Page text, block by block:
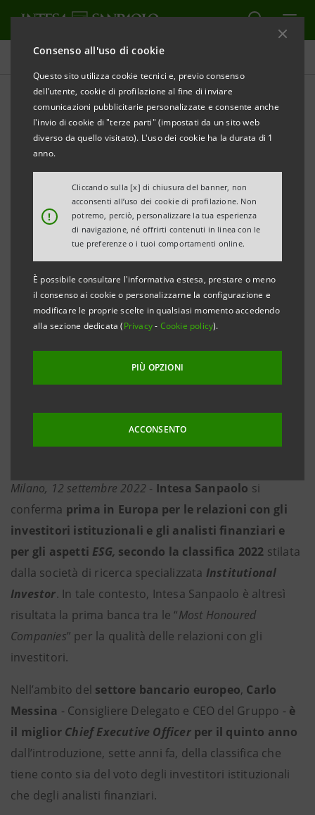
Consenso all'uso di cookie
Questo sito utilizza cookie tecnici e, previo consenso
dell’utente, cookie di profilazione al fine di inviare
comunicazioni pubblicitarie personalizzate e consente anche
l'invio di cookie di "terze parti" (impostati da un sito web
diverso da quello visitato). L'uso dei cookie ha la durata di 1
anno.
!
Cliccando sulla [x] di chiusura del banner, non
acconsenti all’uso dei cookie di profilazione. Non
potremo, perciò, personalizzare la tua esperienza
di navigazione, né offrirti contenuti in linea con le
tue preferenze o i tuoi comportamenti online.
È possibile consultare l'informativa estesa, prestare o meno
il consenso ai cookie o personalizzarne la configurazione e
modificare le proprie scelte in qualsiasi momento accedendo
alla sezione dedicata (Privacy- Cookie policy).
PIÙ OPZIONI
ACCONSENTO
Comunicati stampa
STAMPA AGGIORNA
COMUNICATO STAMPA
CARLO MESSINA CONFERMATO PER IL
BANCHE EUROPEE SECONDO LA CLASSIFICA
DI
INSTITUTIONAL INVESTOR
STEFANO DEL PUNTA MIGLIOR CFO
RELATIONS PROFESSIONALS
INTESA SANPAOLO SI CONFERMA PRIMA IN
INVESTITORI E ANALISTI E PER GLI ASPETTI
ESG
I risultati di un ampio sondaggio condotto da
Institutional Investortra circa 1.400 investitori
Milano, 12 settembre 2022 - Intesa Sanpaolo si
conferma prima in Europa per le relazioni con gli
investitori istituzionali e gli analisti finanziari e
per gli aspetti ESG, secondo la classifica 2022 stilata
dalla società di ricerca specializzata Institutional
Investor. In tale contesto, Intesa Sanpaolo è altresì
risultata la prima banca tra le “Most Honoured
Companies” per la qualità delle relazioni con gli
investitori.
Nell’ambito del settore bancario europeo, Carlo
Messina - Consigliere Delegato e CEO del Gruppo - è
il miglior Chief Executive Officerper il quinto anno
dall’introduzione, sette anni fa, della classifica che
tiene conto sia del voto degli investitori istituzionali
che degli analisti finanziari.